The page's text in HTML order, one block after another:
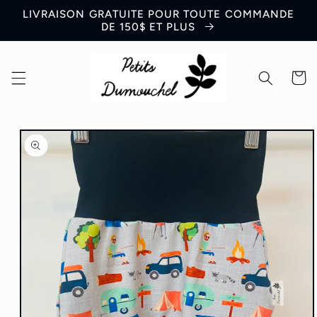
passer
contenu
LIVRAISON GRATUITE POUR TOUTE COMMANDE
DE 150$ ET PLUS
Panier
Passer aux
informations
produits